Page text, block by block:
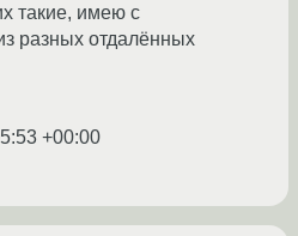
такие, имею с
разных отдалённых
+00:00